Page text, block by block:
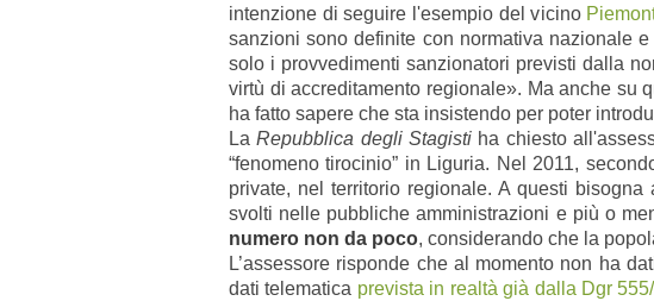
intenzione di seguire l'esempio del vicino
sanzioni sono definite con normativa nazionale
solo i provvedimenti sanzionatori previsti dalla
virtù di accreditamento regionale». Ma anche su
ha fatto sapere che sta insistendo per poter
LaRepubblica degli Stagisti ha chiesto
“fenomeno tirocinio” in Liguria. Nel 2011,
private, nel territorio regionale. A questi
svolti nelle pubbliche amministrazioni e più o
numero non da poco, considerando che la
L’assessore risponde che al momento non ha
dati telematica prevista in realtà già dalla Dgr